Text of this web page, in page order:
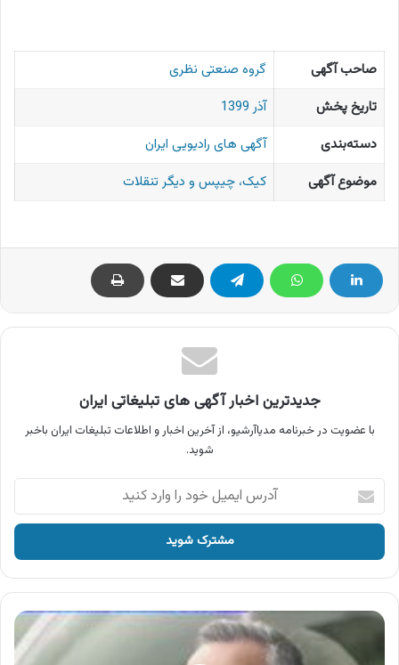
صاحب آگهی
گروه صنعتی نظری
تاریخ پخش
آذر 1399
دسته‌بندی
آگهی های رادیویی ایران
موضوع آگهی
کیک، چیپس و دیگر تنقلات
جدیدترین اخبار آگهی های تبلیغاتی ایران
با عضویت در خبرنامه مدیاآرشیو، از آخرین اخبار و اطلاعات تبلیغات ایران باخبر
شوید.
آدرس
ایمیل
خود
وارد
کنید
آگهی